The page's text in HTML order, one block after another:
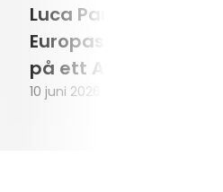
Luca Parmitano blir
Europas första
på ett
10 juni 2026